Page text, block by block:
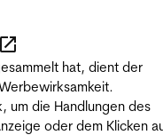
hat, dient der
um die Handlungen des
oder dem Klicken